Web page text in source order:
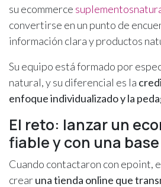
su ecommerce
convertirse en un punto de
información clara y productos
Su equipo está formado por
natural, y su diferencial es la
enfoque individualizado y la
El reto: lanzar un
fiable y con una
Cuando contactaron con epoint,
crearuna tienda online que